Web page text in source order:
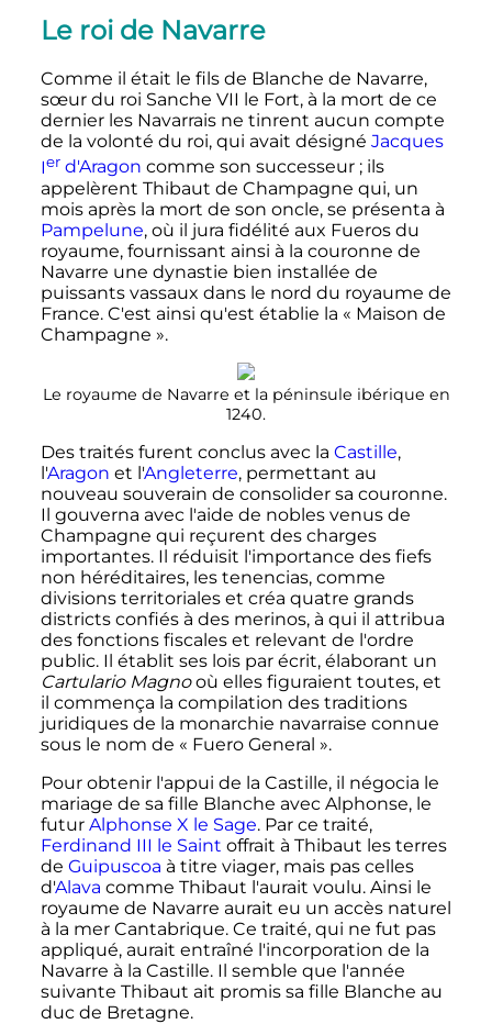
Le roi de Navarre
Comme il était le fils de Blanche de Navarre,
sœur du roi Sanche VII le Fort, à la mort de ce
dernier les Navarrais ne tinrent aucun compte
de la volonté du roi, qui avait désigné Jacques
Ierd'Aragon comme son successeur ; ils
appelèrent Thibaut de Champagne qui, un
mois après la mort de son oncle, se présenta à
Pampelune, où il jura fidélité aux Fueros du
royaume, fournissant ainsi à la couronne de
Navarre une dynastie bien installée de
puissants vassaux dans le nord du royaume de
France. C'est ainsi qu'est établie la « Maison de
Champagne ».
Le royaume de Navarre et la péninsule ibérique en
1240.
Des traités furent conclus avec la Castille,
l'Aragon et l'Angleterre, permettant au
nouveau souverain de consolider sa couronne.
Il gouverna avec l'aide de nobles venus de
Champagne qui reçurent des charges
importantes. Il réduisit l'importance des fiefs
non héréditaires, les tenencias, comme
divisions territoriales et créa quatre grands
districts confiés à des merinos, à qui il attribua
des fonctions fiscales et relevant de l'ordre
public. Il établit ses lois par écrit, élaborant un
Cartulario Magnooù elles figuraient toutes, et
il commença la compilation des traditions
juridiques de la monarchie navarraise connue
sous le nom de « Fuero General ».
Pour obtenir l'appui de la Castille, il négocia le
mariage de sa fille Blanche avec Alphonse, le
futur Alphonse X le Sage. Par ce traité,
Ferdinand III le Saint offrait à Thibaut les terres
de Guipuscoa à titre viager, mais pas celles
d'Alava comme Thibaut l'aurait voulu. Ainsi le
royaume de Navarre aurait eu un accès naturel
à la mer Cantabrique. Ce traité, qui ne fut pas
appliqué, aurait entraîné l'incorporation de la
Navarre à la Castille. Il semble que l'année
suivante Thibaut ait promis sa fille Blanche au
duc de Bretagne.